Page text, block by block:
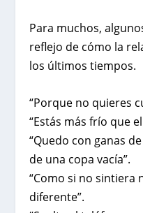
Para muchos,
reflejo de cómo la
los últimos tiempos.
“Porque no quieres
“Estás más frío que
“Quedo con ganas
de una copa vacía”.
“Como si no sintiera
diferente”.